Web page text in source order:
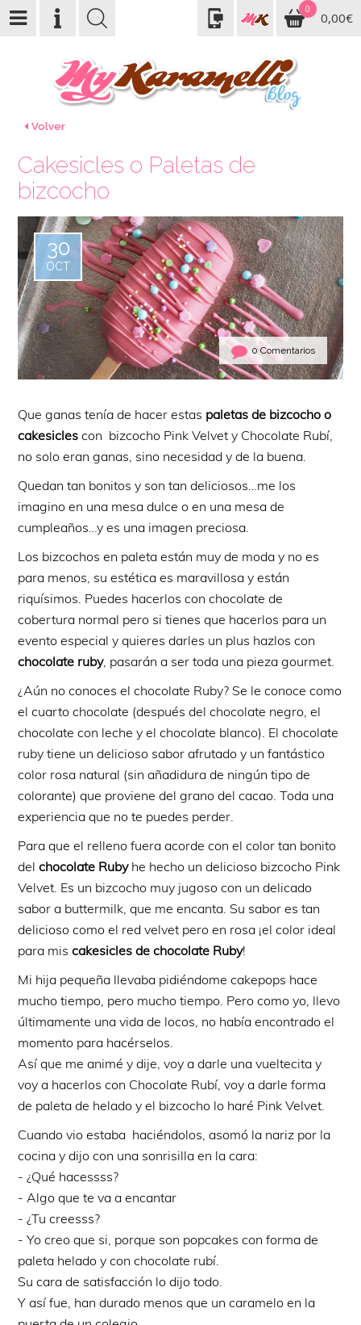
0
0,00€
Volver
Cakesicles o Paletas de
bizcocho
30
OCT
0 Comentarios
Que ganas tenía de hacer estas paletas de bizcocho o
cakesiclescon bizcocho Pink Velvet y Chocolate Rubí,
no solo eran ganas, sino necesidad y de la buena.
Quedan tan bonitos y son tan deliciosos…me los
imagino en una mesa dulce o en una mesa de
cumpleaños…y es una imagen preciosa.
Los bizcochos en paleta están muy de moda y no es
para menos, su estética es maravillosa y están
riquísimos. Puedes hacerlos con chocolate de
cobertura normal pero si tienes que hacerlos para un
evento especial y quieres darles un plus hazlos con
chocolate ruby, pasarán a ser toda una pieza gourmet.
¿Aún no conoces el chocolate Ruby? Se le conoce como
el cuarto chocolate (después del chocolate negro, el
chocolate con leche y el chocolate blanco). El chocolate
ruby tiene un delicioso sabor afrutado y un fantástico
color rosa natural (sin añadidura de ningún tipo de
colorante) que proviene del grano del cacao. Toda una
experiencia que no te puedes perder.
Para que el relleno fuera acorde con el color tan bonito
delchocolate Ruby he hecho un delicioso bizcocho Pink
Velvet. Es un bizcocho muy jugoso con un delicado
sabor a buttermilk, que me encanta. Su sabor es tan
delicioso como el red velvet pero en rosa ¡el color ideal
para miscakesicles de chocolate Ruby!
Mi hija pequeña llevaba pidiéndome cakepops hace
mucho tiempo, pero mucho tiempo. Pero como yo, llevo
últimamente una vida de locos, no había encontrado el
momento para hacérselos.
Así que me animé y dije, voy a darle una vueltecita y
voy a hacerlos con Chocolate Rubí, voy a darle forma
de paleta de helado y el bizcocho lo haré Pink Velvet.
Cuando vio estaba haciéndolos, asomó la nariz por la
cocina y dijo con una sonrisilla en la cara:
- ¿Qué hacessss?
- Algo que te va a encantar
- ¿Tu creesss?
- Yo creo que si, porque son popcakes con forma de
paleta helado y con chocolate rubí.
Su cara de satisfacción lo dijo todo.
Y así fue, han durado menos que un caramelo en la